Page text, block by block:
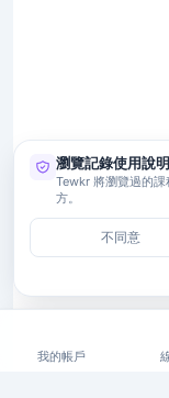
我的帳戶
瀏覽記錄使用說明
Tewkr 將瀏覽過的
方。
不同意